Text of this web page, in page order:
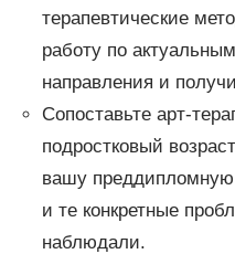
терапевтические
работу по
направления и
Сопоставьте арт-
подростковый
вашу преддипломную
и те конкретные
наблюдали.